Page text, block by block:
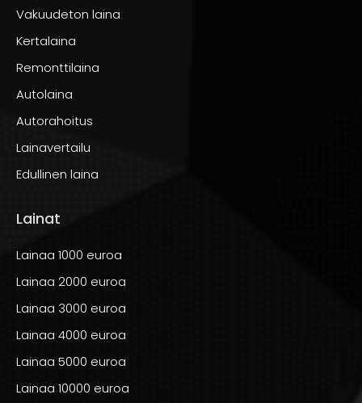
Vakuudeton laina
Kertalaina
Remonttilaina
Autolaina
Autorahoitus
Lainavertailu
Edullinen laina
Lainat
Lainaa 1000 euroa
Lainaa 2000 euroa
Lainaa 3000 euroa
Lainaa 4000 euroa
Lainaa 5000 euroa
Lainaa 10000 euroa